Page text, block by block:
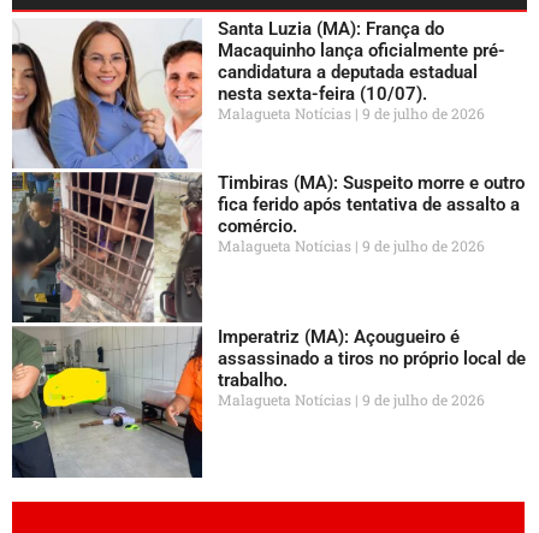
Santa Luzia (MA): França do
Macaquinho lança oficialmente pré-
candidatura a deputada estadual
nesta sexta-feira (10/07).
Malagueta Notícias 9 de julho de 2026
Timbiras (MA): Suspeito morre e outro
fica ferido após tentativa de assalto a
comércio.
Malagueta Notícias 9 de julho de 2026
Imperatriz (MA): Açougueiro é
assassinado a tiros no próprio local de
trabalho.
Malagueta Notícias 9 de julho de 2026